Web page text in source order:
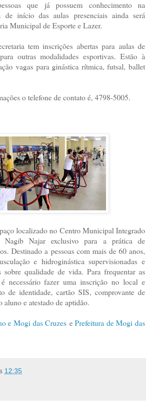
que já possuem conhecimento na
de início das aulas presenciais ainda será
Municipal de Esporte e Lazer.
tem inscrições abertas para aulas de
outras modalidades esportivas. Estão à
vagas para ginástica rítmica, futsal, ballet
o telefone de contato é, 4798-5005.
localizado no Centro Municipal Integrado
Nagib Najar exclusivo para a prática de
Destinado a pessoas com mais de 60 anos,
e hidroginástica supervisionadas e
sobre qualidade de vida. Para frequentar as
necessário fazer uma inscrição no local e
de identidade, cartão SIS, comprovante de
aluno e atestado de aptidão.
e Mogi das Cruzes ePrefeitura de Mogi das
12:35